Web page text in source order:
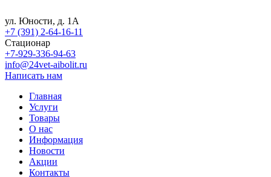
ул. Юности, д. 1А
+7 (391) 2-64-16-11
Стационар
+7-929-336-94-63
info@24vet-aibolit.ru
Написать нам
Главная
Услуги
Товары
О нас
Информация
Новости
Акции
Контакты